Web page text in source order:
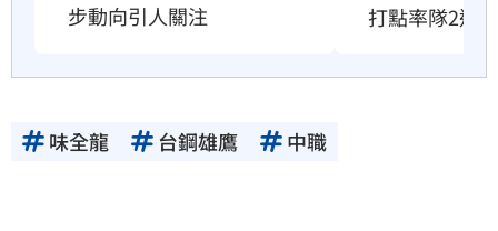
步動向引人關注
打點率隊2連勝
味全龍 台鋼雄鷹 中職